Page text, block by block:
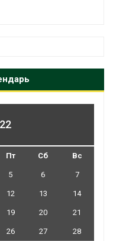
Пт Сб Вс
5 6 7
12 13 14
19 20 21
26 27 28